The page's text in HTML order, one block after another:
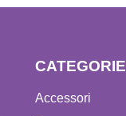
CATEGORIE
Accessori